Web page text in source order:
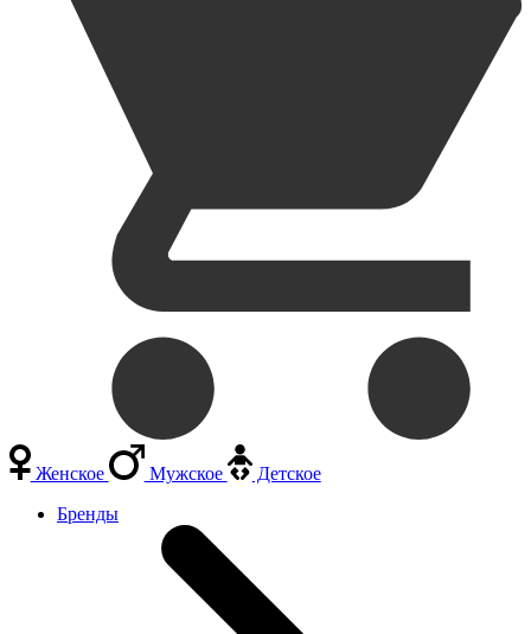
Женское Мужское
Детское
Бренды